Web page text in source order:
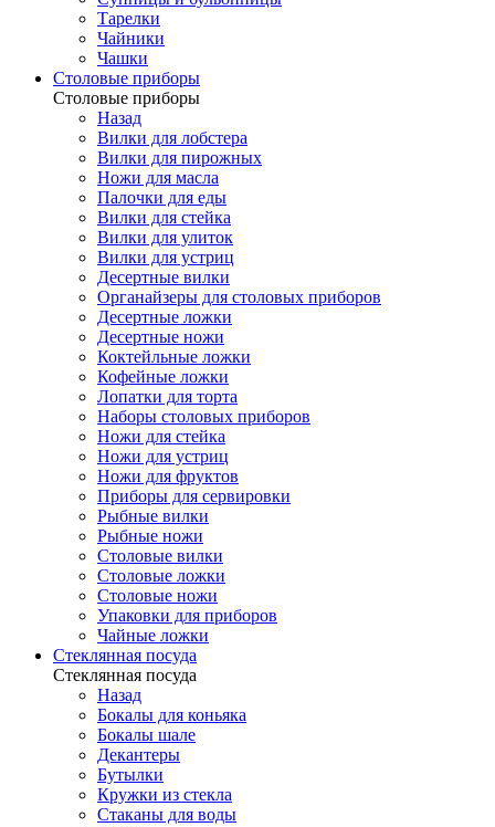
Тарелки
Чайники
Чашки
Cтоловые приборы
Cтоловые приборы
Назад
Вилки для лобстера
Вилки для пирожных
Ножи для масла
Палочки для еды
Вилки для стейка
Вилки для улиток
Вилки для устриц
Десертные вилки
Органайзеры для столовых приборов
Десертные ложки
Десертные ножи
Коктейльные ложки
Кофейные ложки
Лопатки для торта
Наборы столовых приборов
Ножи для стейка
Ножи для устриц
Ножи для фруктов
Приборы для сервировки
Рыбные вилки
Рыбные ножи
Столовые вилки
Столовые ложки
Столовые ножи
Упаковки для приборов
Чайные ложки
Стеклянная посуда
Стеклянная посуда
Назад
Бокалы для коньяка
Бокалы шале
Декантеры
Бутылки
Кружки из стекла
Стаканы для воды